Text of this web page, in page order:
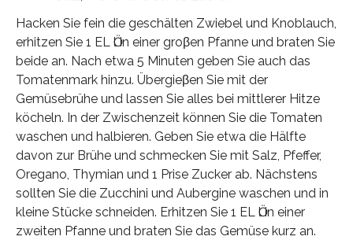
Hacken Sie fein die geschälten Zwiebel und Knoblauch,
erhitzen Sie 1 EL Ӧl in einer groβen Pfanne und braten Sie
beide an. Nach etwa 5 Minuten geben Sie auch das
Tomatenmark hinzu. Übergieβen Sie mit der
Gemüsebrühe und lassen Sie alles bei mittlerer Hitze
köcheln. In der Zwischenzeit können Sie die Tomaten
waschen und halbieren. Geben Sie etwa die Hälfte
davon zur Brühe und schmecken Sie mit Salz, Pfeffer,
Oregano, Thymian und 1 Prise Zucker ab. Nächstens
sollten Sie die Zucchini und Aubergine waschen und in
kleine Stücke schneiden. Erhitzen Sie 1 EL Ӧl in einer
zweiten Pfanne und braten Sie das Gemüse kurz an.